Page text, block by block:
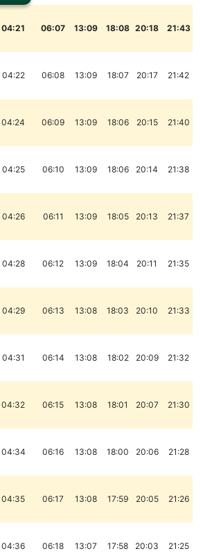
04:21 06:07 13:09 18:08 20:18 21:43
04:22 06:08 13:09 18:07 20:17 21:42
04:24 06:09 13:09 18:06 20:15 21:40
04:25 06:10 13:09 18:06 20:14 21:38
04:26 06:11 13:09 18:05 20:13 21:37
04:28 06:12 13:09 18:04 20:11 21:35
04:29 06:13 13:08 18:03 20:10 21:33
04:31 06:14 13:08 18:02 20:09 21:32
04:32 06:15 13:08 18:01 20:07 21:30
04:34 06:16 13:08 18:00 20:06 21:28
04:35 06:17 13:08 17:59 20:05 21:26
04:36 06:18 13:07 17:58 20:03 21:25